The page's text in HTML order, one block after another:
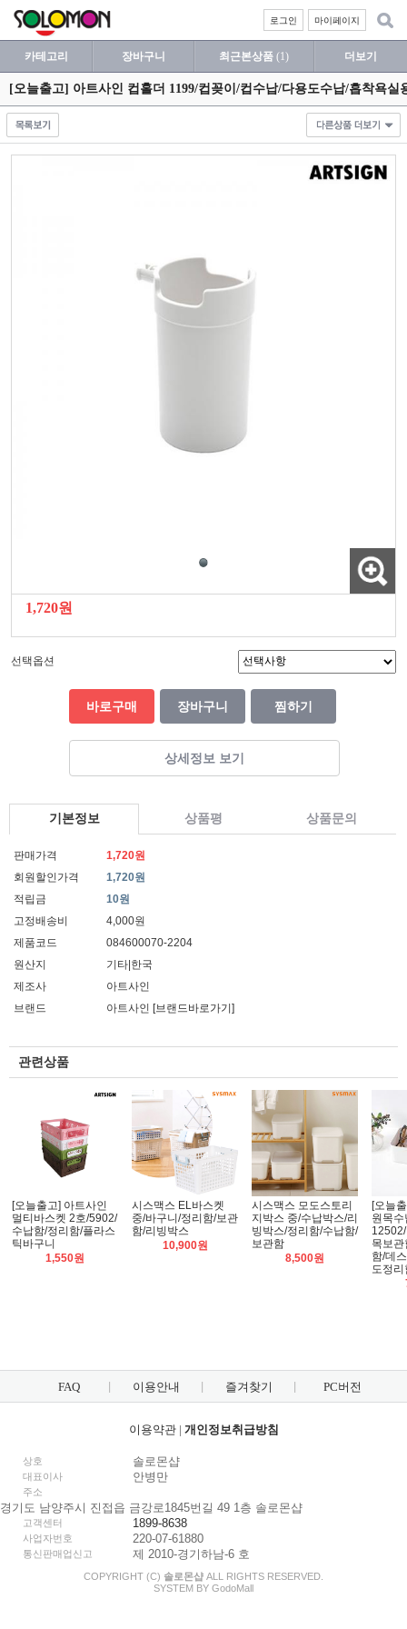
마이페이지
로그인
카테고리 장바구니 최근본상품 (1) 더보기
[오늘출고] 아트사인 컵홀더 1199/컵꽂이/컵수납/다용도수납/흡착욕실
1,720원
선택옵션
바로구매 장바구니 찜하기
상세정보 보기
기본정보 상품평 상품문의
판매가격
1,720원
회원할인가격
1,720원
적립금
10원
고정배송비
4,000원
제품코드
084600070-2204
원산지
기타|한국
제조사
아트사인
브랜드
아트사인 [브랜드바로가기]
관련상품
[오늘출고] 아트사인
멀티바스켓 2호/5902/
수납함/정리함/플라스
틱바구니
1,550원
시스맥스 EL바스켓
중/바구니/정리함/보관
함/리빙박스
10,900원
시스맥스 모도스토리
지박스 중/수납박스/리
빙박스/정리함/수납함/
보관함
8,500원
[오늘
원목
목보
함/데
도정리
FAQ 이용안내 즐겨찾기 PC버전
이용약관| 개인정보취급방침
상호 솔로몬샵
대표이사 안병만
주소
경기도 남양주시 진접읍 금강로1845번길 49 1층 솔로몬샵
고객센터 1899-8638
사업자번호 220-07-61880
통신판매업신고 제 2010-경기하남-6 호
COPYRIGHT (C) 솔로몬샵 ALL RIGHTS RESERVED.
SYSTEM BY GodoMall